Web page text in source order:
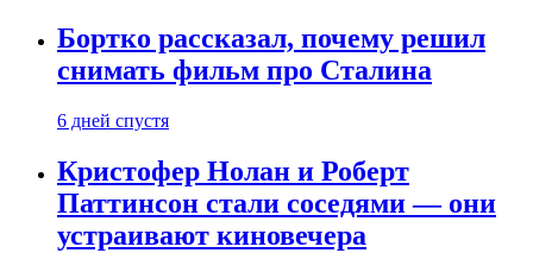
Бортко рассказал, почему решил
снимать фильм про Сталина
6 дней спустя
Кристофер Нолан и Роберт
Паттинсон стали соседями — они
устраивают киновечера